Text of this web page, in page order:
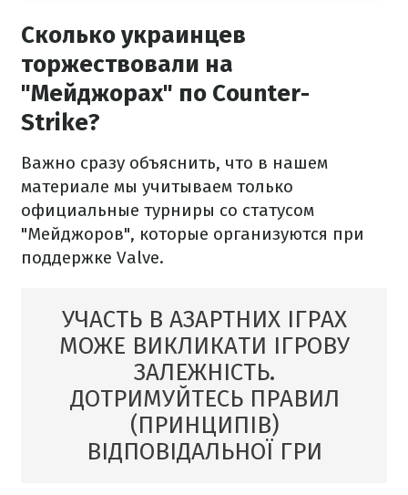
Сколько украинцев
торжествовали на
"Мейджорах" по Counter-
Strike?
Важно сразу объяснить, что в нашем
материале мы учитываем только
официальные турниры со статусом
"Мейджоров", которые организуются при
поддержке Valve.
УЧАСТЬ В АЗАРТНИХ ІГРАХ
МОЖЕ ВИКЛИКАТИ ІГРОВУ
ЗАЛЕЖНІСТЬ.
ДОТРИМУЙТЕСЬ ПРАВИЛ
(ПРИНЦИПІВ)
ВІДПОВІДАЛЬНОЇ ГРИ